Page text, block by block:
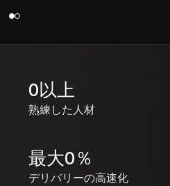
0以上
熟練した人材
最大0％
デリバリーの高速化